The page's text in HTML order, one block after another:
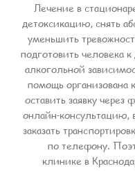
Лечение в
детоксикацию, снять
уменьшить
подготовить человека
алкогольной
помощь организована
оставить заявку через
онлайн-консультацию,
заказать
по телефону.
клинике в